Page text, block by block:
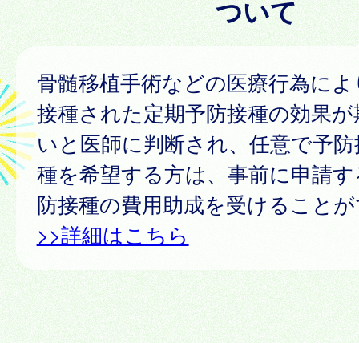
ついて
骨髄移植手術などの医療行為に
接種された定期予防接種の効果
いと医師に判断され、任意で予
種を希望する方は、事前に申請
防接種の費用助成を受けること
>>詳細はこちら